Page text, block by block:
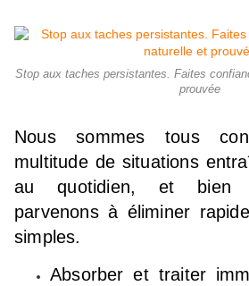
Stop aux taches persistantes. Faites
prouvée
Nous sommes tous
multitude de situations
au quotidien, et bien
parvenons à éliminer
simples.
Absorber et traiter